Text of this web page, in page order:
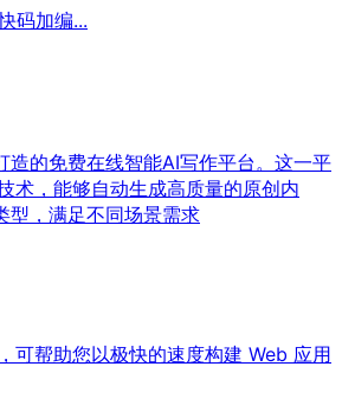
码加编...
造的免费在线智能AI写作平台。这一平
术，能够自动生成高质量的原创内
型，满足不同场景需求
可帮助您以极快的​​速度构建 Web 应用